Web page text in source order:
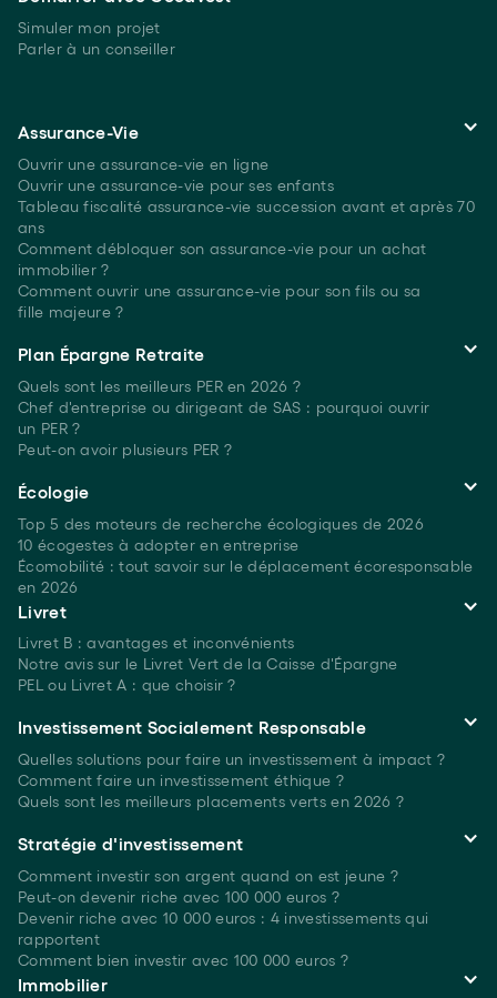
Simuler mon projet
Parler à un conseiller
Assurance-Vie
Ouvrir une assurance-vie en ligne
Ouvrir une assurance-vie pour ses enfants
Tableau fiscalité assurance-vie succession avant et après 70
ans
Comment débloquer son assurance-vie pour un achat
immobilier ?
Comment ouvrir une assurance-vie pour son fils ou sa
fille majeure ?
Plan Épargne Retraite
Quels sont les meilleurs PERen 2026 ?
Chef d'entreprise ou dirigeant de SAS : pourquoi ouvrir
un PER ?
Peut-on avoir plusieurs PER ?
Écologie
Top 5 des moteurs de recherche écologiques de 2026
10 écogestes à adopter en entreprise
Écomobilité : tout savoir sur le déplacement écoresponsable
en 2026
Livret
Livret B : avantages et inconvénients
Notre avis sur le Livret Vert de la Caisse d'Épargne
PEL ou Livret A : que choisir ?
Investissement Socialement Responsable
Quelles solutions pour faire un investissement à impact ?
Comment faire un investissementéthique ?
Quels sont les meilleurs placements vertsen 2026 ?
Stratégie d'investissement
Comment investir son argent quand on est jeune ?
Peut-on devenir riche avec 100 000 euros ?
Devenir riche avec 10 000 euros : 4 investissements qui
rapportent
Comment bien investir avec 100 000 euros ?
Immobilier